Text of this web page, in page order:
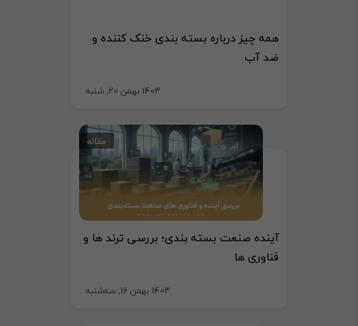
همه چیز درباره بسته بندی خنک کننده و
ضد آب
1403 بهمن 20, شنبه
مقاله
آینده صنعت بسته بندی؛ بررسی ترند ها و
فناوری ها
1403 بهمن 16, سه‌شنبه